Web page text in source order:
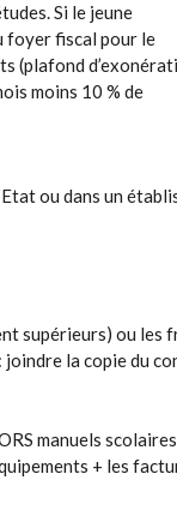
Si le jeune
foyer fiscal pour le
(plafond
moins 10 % de
ou dans un
supérieurs) ou les
la copie du
manuels
+ les